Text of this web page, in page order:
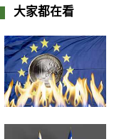
大家都在看